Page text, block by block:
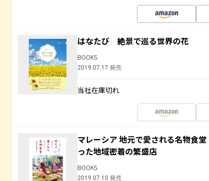
はなたび 絶景で巡る世界の花
BOOKS
2019.07.17 発売
当社在庫切れ
マレーシア 地元で愛される名物食
った地域密着の繁盛店
BOOKS
2019.07.10 発売